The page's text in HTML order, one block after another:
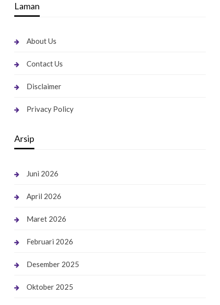
Laman
About Us
Contact Us
Disclaimer
Privacy Policy
Arsip
Juni 2026
April 2026
Maret 2026
Februari 2026
Desember 2025
Oktober 2025